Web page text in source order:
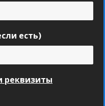
есть)
реквизиты